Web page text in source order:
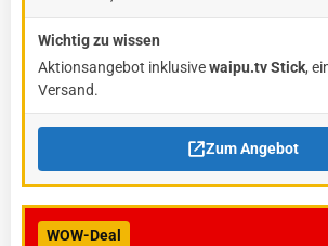
Aktionsangebot inklusivewaipu.tv Stick,
Versand.
Zum Angebot
WOW-Deal